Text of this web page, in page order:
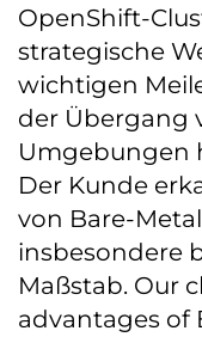
OpenShift-
strategische
wichtigen
der Übergang
Umgebungen
Der Kunde
von Bare-
insbesondere
Maßstab. Our
advantages of